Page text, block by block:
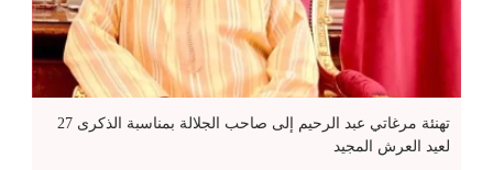
تهنئة مرغاتي عبد الرحيم إلى صاحب الجلالة بمناسبة الذكرى 27
لعيد العرش المجيد